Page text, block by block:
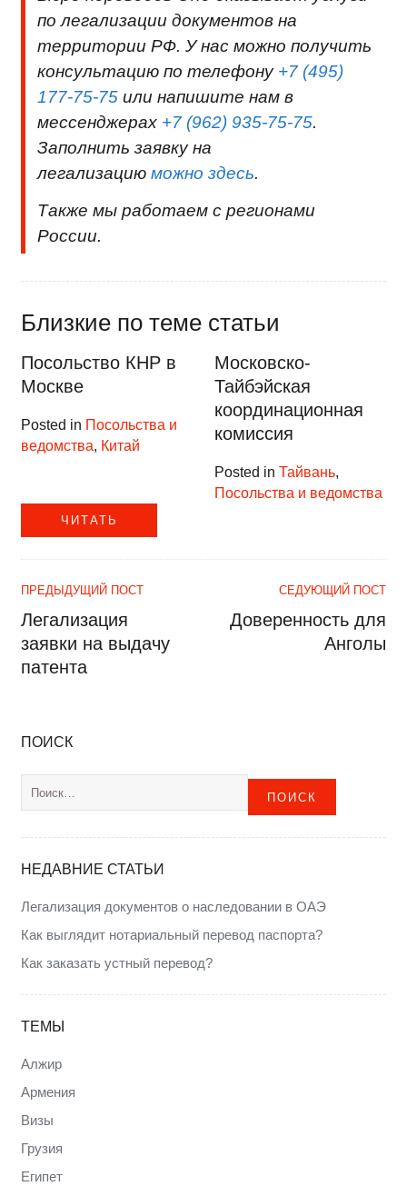
по легализации документов на
территории РФ. У нас можно получить
консультацию по телефону +7 (495)
177-75-75 или напишите нам в
мессенджерах +7 (962) 935-75-75.
Заполнить заявку на
легализацию можно здесь.
Также мы работаем с регионами
России.
Близкие по теме статьи
Посольство КНР в
Москве
Posted in Посольства и
ведомства, Китай
Московско-
Тайбэйская
координационная
комиссия
Posted inТайвань,
Посольства и ведомства
ЧИТАТЬ
ПРЕДЫДУЩИЙ ПОСТ
Легализация
заявки на выдачу
патента
CЕДУЮЩИЙ ПОСТ
Доверенность для
Анголы
ПОИСК
НЕДАВНИЕ СТАТЬИ
Легализация документов о наследовании в ОАЭ
Как выглядит нотариальный перевод паспорта?
Как заказать устный перевод?
ТЕМЫ
Алжир
Армения
Визы
Грузия
Египет